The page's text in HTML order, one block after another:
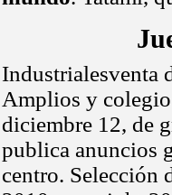
Industrialesventa
Amplios y
diciembre 12, de
publica anuncios
centro. Selección